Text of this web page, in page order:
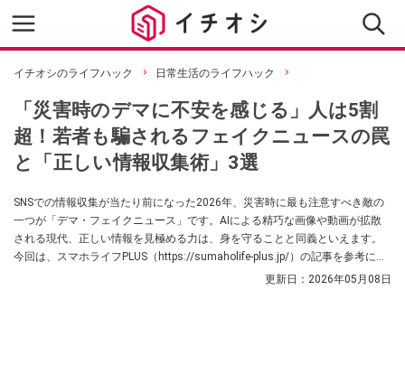
イチオシのライフハック 日常生活のライフハック
「災害時のデマに不安を感じる」人は5割
超！若者も騙されるフェイクニュースの罠
と「正しい情報収集術」3選
SNSでの情報収集が当たり前になった2026年、災害時に最も注意すべき敵の
一つが「デマ・フェイクニュース」です。AIによる精巧な画像や動画が拡散
される現代、正しい情報を見極める力は、身を守ることと同義といえます。
今回は、スマホライフPLUS（https://sumaholife-plus.jp/）の記事を参考に、
災害時の情報リテラシーと、本当に信頼できる防災アプリの選び方をご紹介
更新日： 2026年05月08日